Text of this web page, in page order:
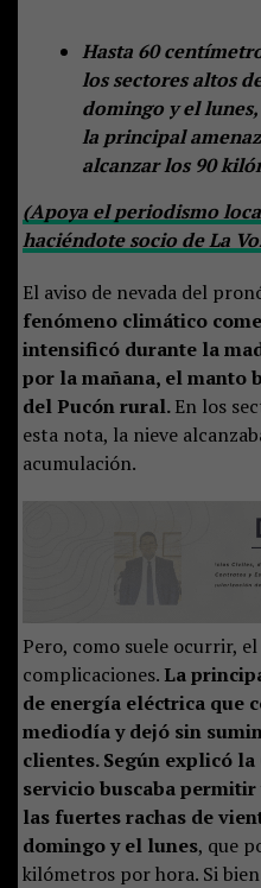
Hasta 60
los sectores altos
domingo y el
la principal
alcanzar los 90
(Apoya el periodismo
haciéndote socio de La
El aviso de nevada del
fenómeno climático
intensificó durante la
por la mañana, el manto
del Pucón rural.En los
esta nota, la nieve
acumulación.
Pero, como suele ocurrir,
complicaciones. La
de energía eléctrica que
mediodía y dejó sin
clientes. Según explicó
servicio buscaba
las fuertes rachas de
domingo y el lunes, que
kilómetros por hora. Si